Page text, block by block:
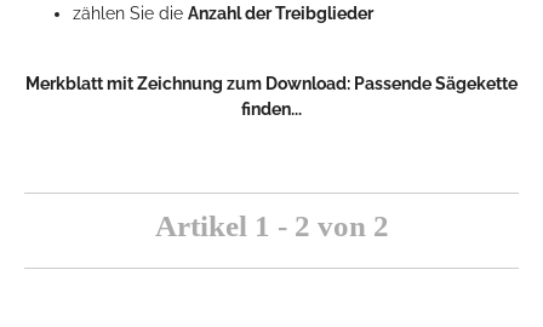
zählen Sie die Anzahl der Treibglieder
Merkblatt mit Zeichnung zum Download: Passende Sägekette
finden...
Artikel 1 - 2 von 2